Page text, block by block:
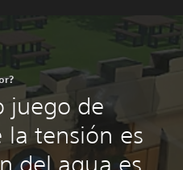
juego de
tensión es
del agua es